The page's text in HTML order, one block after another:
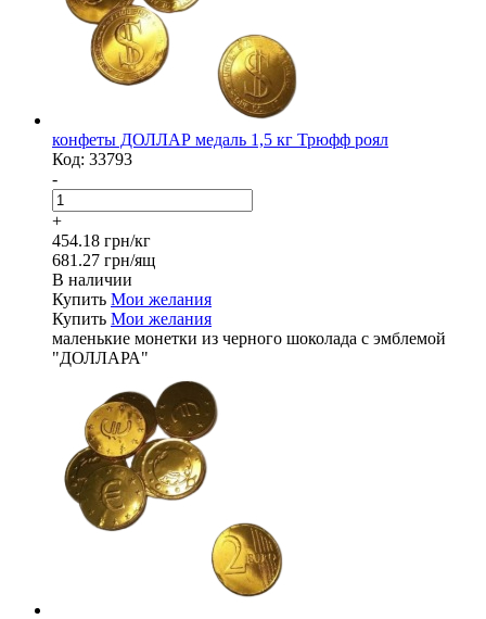
конфеты ДОЛЛАР медаль 1,5 кг Трюфф роял
Код: 33793
-
+
454.18 грн/кг
681.27 грн/ящ
В наличии
Купить Мои желания
Купить Мои желания
маленькие монетки из черного шоколада с эмблемой
"ДОЛЛАРА"